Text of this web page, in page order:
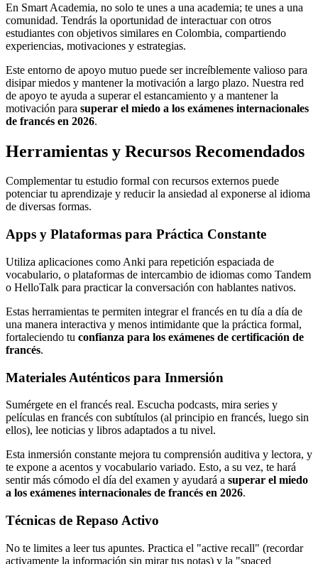
En Smart Academia, no solo te unes a una academia; te unes a una
comunidad. Tendrás la oportunidad de interactuar con otros
estudiantes con objetivos similares en Colombia, compartiendo
experiencias, motivaciones y estrategias.
Este entorno de apoyo mutuo puede ser increíblemente valioso para
disipar miedos y mantener la motivación a largo plazo. Nuestra red
de apoyo te ayuda a superar el estancamiento y a mantener la
motivación para superar el miedo a los exámenes internacionales
de francés en 2026.
Herramientas y Recursos Recomendados
Complementar tu estudio formal con recursos externos puede
potenciar tu aprendizaje y reducir la ansiedad al exponerse al idioma
de diversas formas.
Apps y Plataformas para Práctica Constante
Utiliza aplicaciones como Anki para repetición espaciada de
vocabulario, o plataformas de intercambio de idiomas como Tandem
o HelloTalk para practicar la conversación con hablantes nativos.
Estas herramientas te permiten integrar el francés en tu día a día de
una manera interactiva y menos intimidante que la práctica formal,
fortaleciendo tu confianza para los exámenes de certificación de
francés.
Materiales Auténticos para Inmersión
Sumérgete en el francés real. Escucha podcasts, mira series y
películas en francés con subtítulos (al principio en francés, luego sin
ellos), lee noticias y libros adaptados a tu nivel.
Esta inmersión constante mejora tu comprensión auditiva y lectora, y
te expone a acentos y vocabulario variado. Esto, a su vez, te hará
sentir más cómodo el día del examen y ayudará a superar el miedo
a los exámenes internacionales de francés en 2026.
Técnicas de Repaso Activo
No te limites a leer tus apuntes. Practica el "active recall" (recordar
activamente la información sin mirar tus notas) y la "spaced